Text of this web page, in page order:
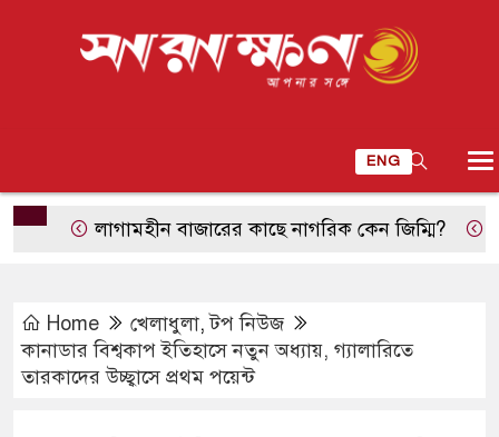
ENG
লাগামহীন বাজারের কাছে নাগরিক কেন জিম্মি?
Home খেলাধুলা,টপ নিউজ
কানাডার বিশ্বকাপ ইতিহাসে নতুন অধ্যায়, গ্যালারিতে
তারকাদের উচ্ছ্বাসে প্রথম পয়েন্ট